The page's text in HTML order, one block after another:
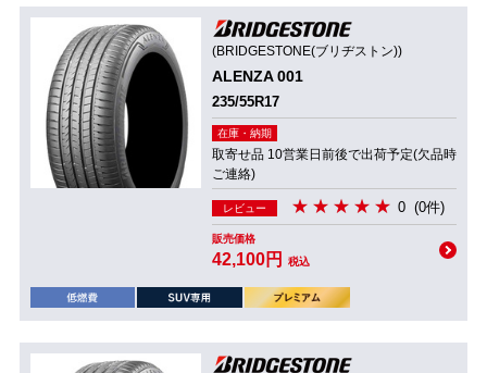
(BRIDGESTONE(ブリヂストン))
ALENZA 001
235/55R17
在庫・納期
取寄せ品 10営業日前後で出荷予定(欠品時
ご連絡)
レビュー 0 (0件)
販売価格
42,100円 税込